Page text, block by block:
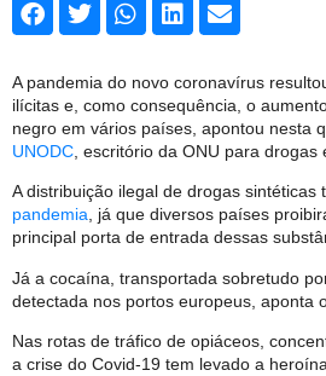
A pandemia do novo coronavírus
ilícitas e, como consequência, o
negro em vários países, apontou nesta
UNODC , escritório da ONU para drogas
A distribuição ilegal de drogas
pandemia, já que diversos países
principal porta de entrada dessas
Já a cocaína, transportada sobretudo
detectada nos portos europeus, aponta
Nas rotas de tráfico de opiáceos,
a crise do Covid-19 tem levado a